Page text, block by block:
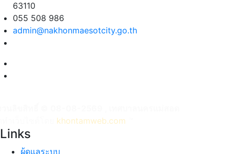
63110
055 508 986
admin@nakhonmaesotcity.go.th
khontamweb.com
Links
ผู้ดูแลระบบ